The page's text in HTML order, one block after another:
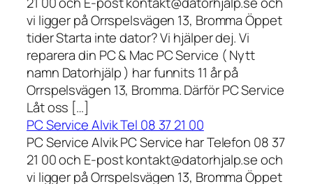
vi ligger på Orrspelsvägen 13, Bromma Öppet
tider Starta inte dator? Vi hjälper dej. Vi
reparera din PC & Mac PC Service ( Nytt
namn Datorhjälp ) har funnits 11 år på
Orrspelsvägen 13, Bromma. Därför PC Service
Låt oss […]
PC Service Alvik Tel 08 37 21 00
PC Service Alvik PC Service har Telefon 08 37
21 00 och E-post kontakt@datorhjalp.se och
vi ligger på Orrspelsvägen 13, Bromma Öppet